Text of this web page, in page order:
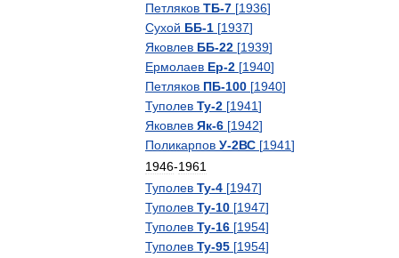
Петляков ТБ-7 [1936]
Сухой ББ-1 [1937]
Яковлев ББ-22 [1939]
Ермолаев Ер-2 [1940]
Петляков ПБ-100 [1940]
Туполев Ту-2 [1941]
Яковлев Як-6 [1942]
Поликарпов У-2ВС [1941]
1946-1961
Туполев Ту-4 [1947]
Туполев Ту-10 [1947]
Туполев Ту-16 [1954]
Туполев Ту-95 [1954]